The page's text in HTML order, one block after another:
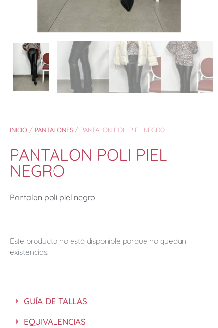
INICIO / PANTALONES / PANTALON POLI PIEL NEGRO
PANTALON POLI PIEL
NEGRO
Pantalon poli piel negro
Este producto no está disponible porque no quedan
existencias.
GUÍA DE TALLAS
EQUIVALENCIAS